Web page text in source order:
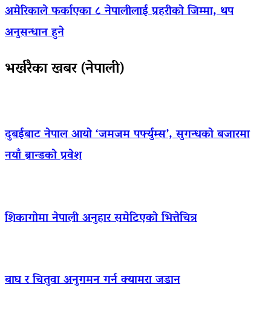
अमेरिकाले फर्काएका ८ नेपालीलाई प्रहरीको जिम्मा, थप
अनुसन्धान हुने
भर्खरैका खबर (नेपाली)
दुबईबाट नेपाल आयो ‘जमजम पर्फ्युम्स’, सुगन्धको बजारमा
नयाँ ब्रान्डको प्रवेश
शिकागोमा नेपाली अनुहार समेटिएको भित्तेचित्र
बाघ र चितुवा अनुगमन गर्न क्यामरा जडान